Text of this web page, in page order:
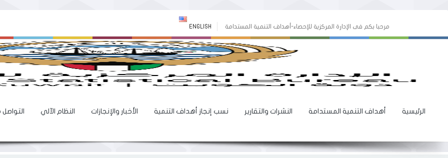
مرحبا بكم فى الإدارة المركزية للإحصاء-أهداف التنمية المستدامة ENGLISH
الرئيسية أهداف التنمية المستدامة النشرات والتقارير نسب إنجاز أهداف التنمية الأخبار والإنجازات النظام الآلي